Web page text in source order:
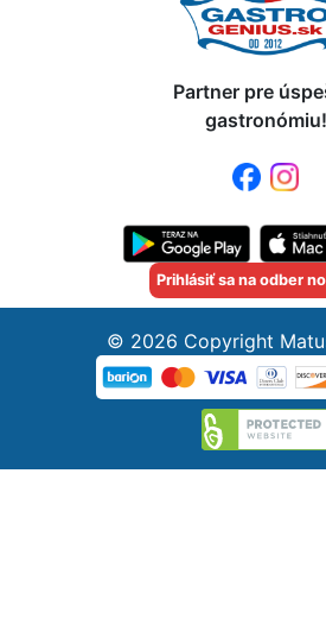
Partner pre
gastronómiu!
Prihlásiť sa na odber
© 2026 Copyright